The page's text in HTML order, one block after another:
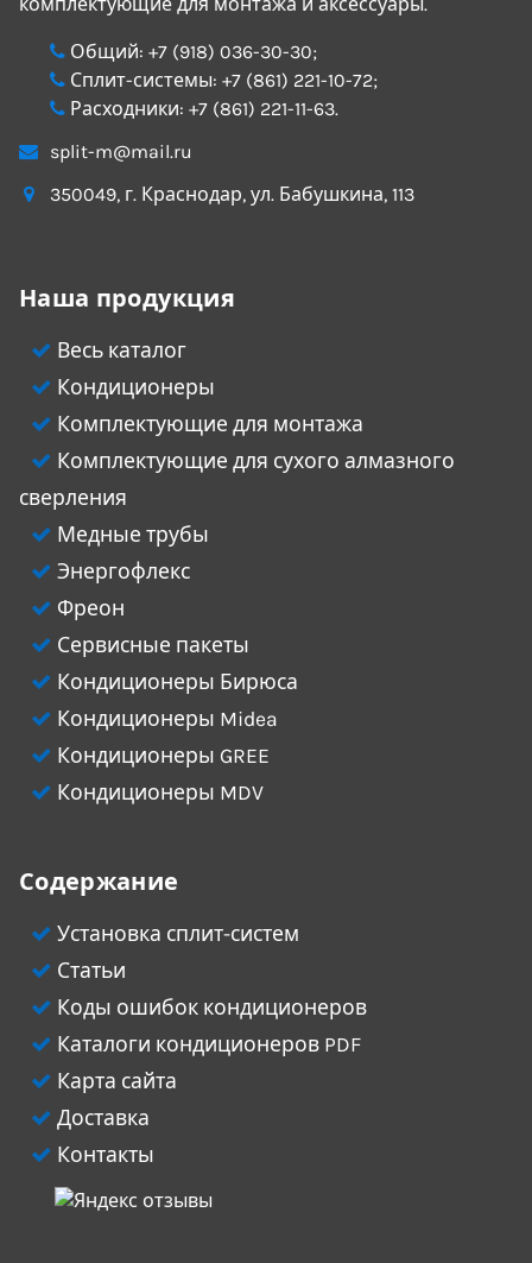
Общий: +7 (918) 036-30-30;
Сплит-системы: +7 (861) 221-10-72;
Расходники: +7 (861) 221-11-63.
split-m@mail.ru
350049, г. Краснодар, ул. Бабушкина, 113
Наша продукция
Весь каталог
Кондиционеры
Комплектующие для монтажа
Комплектующие для сухого алмазного
сверления
Медные трубы
Энергофлекс
Фреон
Сервисные пакеты
Кондиционеры Бирюса
Кондиционеры Midea
Кондиционеры GREE
Кондиционеры MDV
Содержание
Установка сплит-систем
Статьи
Коды ошибок кондиционеров
Каталоги кондиционеров PDF
Карта сайта
Доставка
Контакты